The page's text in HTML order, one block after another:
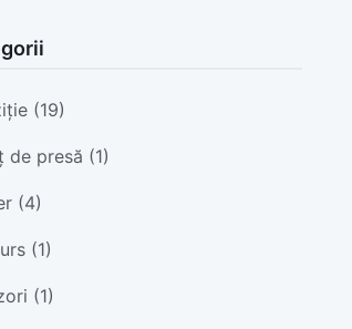
(19)
de presă (1)
(4)
(1)
(1)